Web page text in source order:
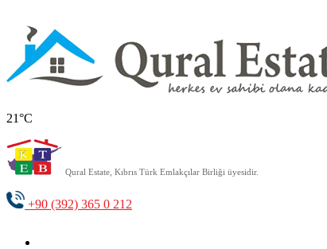
21°C
Qural Estate, Kıbrıs Türk Emlakçılar Birliği üyesidir.
+90 (392) 365 0 212